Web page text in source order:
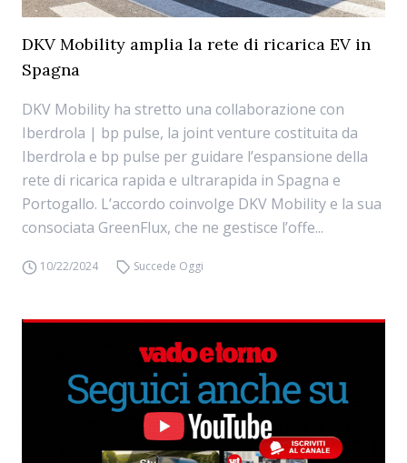
DKV Mobility amplia la rete di ricarica EV in
Spagna
DKV Mobility ha stretto una collaborazione con
Iberdrola | bp pulse, la joint venture costituita da
Iberdrola e bp pulse per guidare l’espansione della
rete di ricarica rapida e ultrarapida in Spagna e
Portogallo. L’accordo coinvolge DKV Mobility e la sua
consociata GreenFlux, che ne gestisce l’offe...
10/22/2024 Succede Oggi